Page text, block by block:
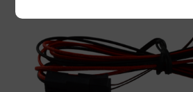
Outlet
Λογαριασμός